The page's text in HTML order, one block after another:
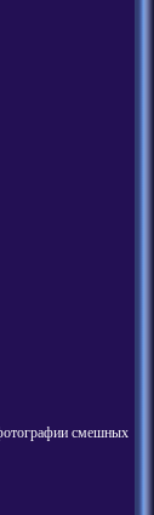
смешных